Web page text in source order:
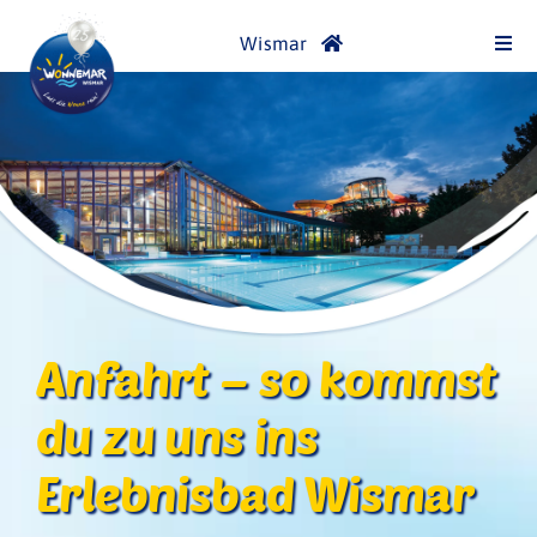
content
Wismar
Bäderübersicht
WONNEMAR
Spaß- und Sportbad
Saunawelt
SPA
Anfahrt – so kommst
du zu uns ins
Erlebnisbad Wismar